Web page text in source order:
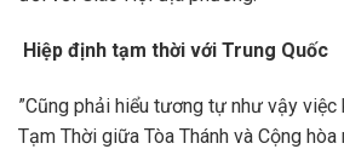
Hiệp định tạm thời với Trung Quốc
”Cũng phải hiểu tương tự như vậy
Tạm Thời giữa Tòa Thánh và Cộng hòa